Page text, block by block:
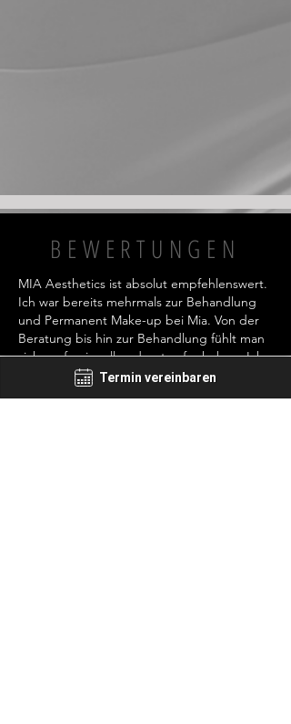
BEWERTUNGEN
MIA Aesthetics ist absolut empfehlenswert.
Ich war bereits mehrmals zur Behandlung
und Permanent Make-up bei Mia. Von der
Beratung bis hin zur Behandlung fühlt man
sich professionell und gut aufgehoben. Ich
hatte vor meinem ersten Termin bedenken,
Termin vereinbaren